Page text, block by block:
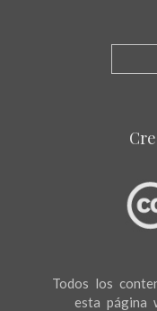
Todos los
esta página